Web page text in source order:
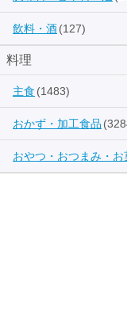
飲料・酒(127)
料理
主食 (1483)
おかず・加工食品
おやつ・おつまみ・お